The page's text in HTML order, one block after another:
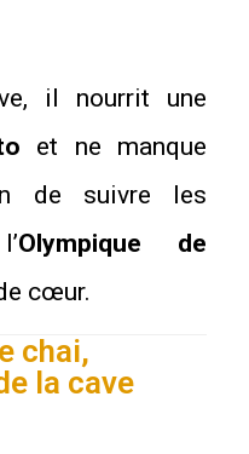
il nourrit une
et ne manque
de suivre les
Olympique de
cœur.
chai,
la cave